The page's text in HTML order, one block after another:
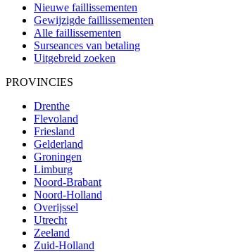
Nieuwe faillissementen
Gewijzigde faillissementen
Alle faillissementen
Surseances van betaling
Uitgebreid zoeken
PROVINCIES
Drenthe
Flevoland
Friesland
Gelderland
Groningen
Limburg
Noord-Brabant
Noord-Holland
Overijssel
Utrecht
Zeeland
Zuid-Holland